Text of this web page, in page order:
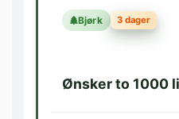
Bjørk 3 dager
Ønsker to 1000